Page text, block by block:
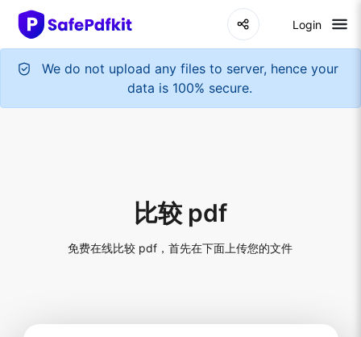
Login
We do not upload any files to server, hence your
data is 100% secure.
比较 pdf
免费在线比较 pdf，首先在下面上传您的文件